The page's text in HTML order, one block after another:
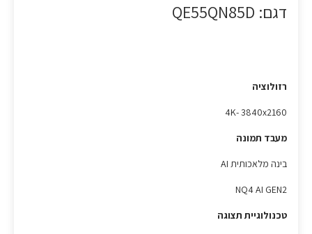
דגם: QE55QN85D
רזולוציה
4K- 3840x2160
מעבד תמונה
בינה מלאכותית AI
NQ4 AI GEN2
טכנולוגיית תצוגה